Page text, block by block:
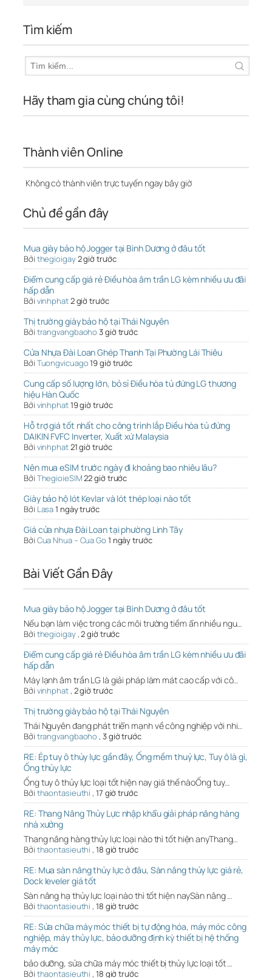
Tìm kiếm
Hãy tham gia cùng chúng tôi!
Thành viên Online
Không có thành viên trực tuyến ngay bây giờ
Chủ đề gần đây
Mua giày bảo hộ Jogger tại Bình Dương ở đâu tốt
Bởi thegioigay2 giờ trước
Điểm cung cấp giá rẻ Điều hòa âm trần LG kèm nhiều ưu đãi
hấp dẫn
Bởi vinhphat2 giờ trước
Thị trường giày bảo hộ tại Thái Nguyên
Bởi trangvangbaoho 3 giờ trước
Cửa Nhựa Đài Loan Ghép Thanh Tại Phường Lái Thiêu
Bởi Tuongvicuago19 giờ trước
Cung cấp số lượng lớn, bỏ sỉ Điều hòa tủ đứng LG thương
hiệu Hàn Quốc
Bởi vinhphat19 giờ trước
Hỗ trợ giá tốt nhất cho công trình lắp Điều hòa tủ đứng
DAIKIN FVFC Inverter, Xuất xứ Malaysia
Bởi vinhphat21 giờ trước
Nên mua eSIM trước ngày đi khoảng bao nhiêu lâu?
Bởi ThegioieSIM22 giờ trước
Giày bảo hộ lót Kevlar và lót thép loại nào tốt
Bởi Lasa1 ngày trước
Giá cửa nhựa Đài Loan tại phường Linh Tây
Bởi Cua Nhua – Cua Go 1 ngày trước
Bài Viết Gần Đây
Mua giày bảo hộ Jogger tại Bình Dương ở đâu tốt
Nếu bạn làm việc trong các môi trường tiềm ẩn nhiều ngu…
Bởi thegioigay,2 giờ trước
Điểm cung cấp giá rẻ Điều hòa âm trần LG kèm nhiều ưu đãi
hấp dẫn
Máy lạnh âm trần LG là giải pháp làm mát cao cấp với cô…
Bởi vinhphat, 2 giờ trước
Thị trường giày bảo hộ tại Thái Nguyên
Thái Nguyên đang phát triển mạnh về công nghiệp với nhi…
Bởi trangvangbaoho , 3 giờ trước
RE: Ép tuy ô thủy lực gần đây, Ống mềm thuỷ lực, Tuy ô là gì,
Ống thủy lực
Ống tuy ô thủy lực loại tốt hiện nay giá thế nàoỐng tuy…
Bởi thaontasieuthi , 17 giờ trước
RE: Thang Nâng Thủy Lực nhập khẩu giải pháp nâng hàng
nhà xưởng
Thang nâng hàng thủy lực loại nào thì tốt hiện anyThang…
Bởi thaontasieuthi , 18 giờ trước
RE: Mua sàn nâng thủy lực ở đâu, Sàn nâng thủy lực giá rẻ,
Dock leveler giá tốt
Sàn nâng hạ thủy lực loại nào thì tốt hiện naySàn nâng …
Bởi thaontasieuthi , 18 giờ trước
RE: Sửa chữa máy móc thiết bị tự động hóa, máy móc công
nghiệp, máy thủy lực, bảo dưỡng định kỳ thiết bị hệ thống
máy móc
bảo dưỡng, sửa chữa máy móc thiết bị thủy lực loại tốt …
Bởi thaontasieuthi , 18 giờ trước